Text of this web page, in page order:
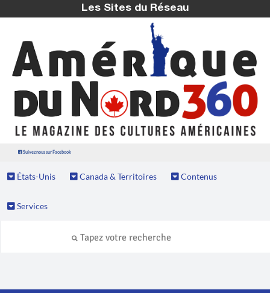
Les Sites du Réseau
Suivez nous sur Facebook
États-Unis Canada & Territoires Contenus
Services